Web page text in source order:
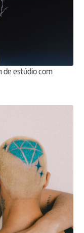
de estúdio com